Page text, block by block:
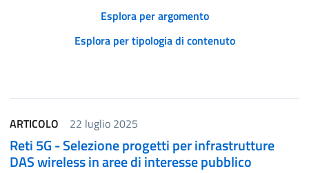
Esplora per argomento
Esplora per tipologia di contenuto
Elenco degli elementi
ARTICOLO 22 luglio 2025
Reti 5G - Selezione progetti per infrastrutture
DAS wireless in aree di interesse pubblico